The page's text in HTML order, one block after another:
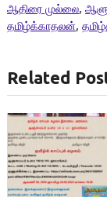
ஆதிரை முல்லை,
தமிழ்க்காதலன்,
Related